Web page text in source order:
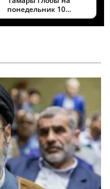
понедельник 10…